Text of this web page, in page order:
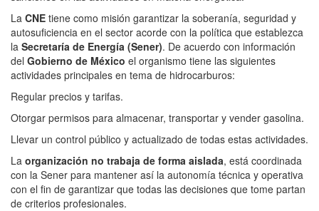
La CNE tiene como misión garantizar la soberanía, seguridad y
autosuficiencia en el sector acorde con la política que establezca
la Secretaría de Energía (Sener). De acuerdo con información
del Gobierno de México el organismo tiene las siguientes
actividades principales en tema de hidrocarburos:
Regular precios y tarifas.
Otorgar permisos para almacenar, transportar y vender gasolina.
Llevar un control público y actualizado de todas estas actividades.
La organización no trabaja de forma aislada, está coordinada
con la Sener para mantener así la autonomía técnica y operativa
con el fin de garantizar que todas las decisiones que tome partan
de criterios profesionales.